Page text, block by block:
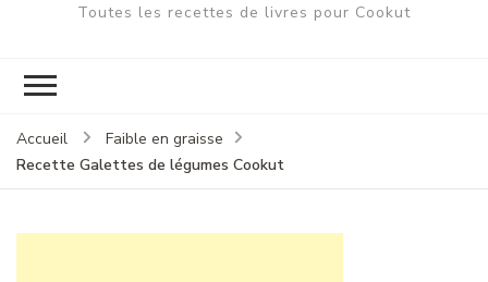
Toutes les recettes de livres pour Cookut
Accueil
Faible en graisse
Recette Galettes de légumes Cookut